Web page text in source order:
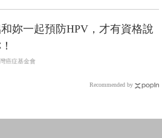
妳一起預防HPV，才有資格說
癌症基金會
Recommended by